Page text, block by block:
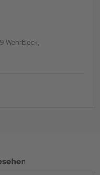
Wehrbleck,